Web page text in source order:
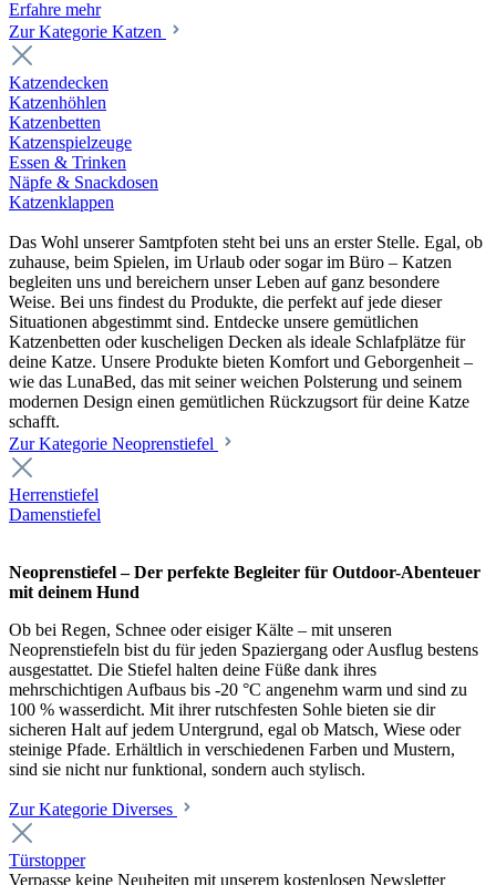
Erfahre mehr
Zur Kategorie Katzen
Katzendecken
Katzenhöhlen
Katzenbetten
Katzenspielzeuge
Essen & Trinken
Näpfe & Snackdosen
Katzenklappen
Das Wohl unserer Samtpfoten steht bei uns an erster Stelle. Egal, ob
zuhause, beim Spielen, im Urlaub oder sogar im Büro – Katzen
begleiten uns und bereichern unser Leben auf ganz besondere
Weise. Bei uns findest du Produkte, die perfekt auf jede dieser
Situationen abgestimmt sind. Entdecke unsere gemütlichen
Katzenbetten oder kuscheligen Decken als ideale Schlafplätze für
deine Katze. Unsere Produkte bieten Komfort und Geborgenheit –
wie das LunaBed, das mit seiner weichen Polsterung und seinem
modernen Design einen gemütlichen Rückzugsort für deine Katze
schafft.
Zur Kategorie Neoprenstiefel
Herrenstiefel
Damenstiefel
Neoprenstiefel – Der perfekte Begleiter für Outdoor-Abenteuer
mit deinem Hund
Ob bei Regen, Schnee oder eisiger Kälte – mit unseren
Neoprenstiefeln bist du für jeden Spaziergang oder Ausflug bestens
ausgestattet. Die Stiefel halten deine Füße dank ihres
mehrschichtigen Aufbaus bis -20 °C angenehm warm und sind zu
100 % wasserdicht. Mit ihrer rutschfesten Sohle bieten sie dir
sicheren Halt auf jedem Untergrund, egal ob Matsch, Wiese oder
steinige Pfade. Erhältlich in verschiedenen Farben und Mustern,
sind sie nicht nur funktional, sondern auch stylisch.
Zur Kategorie Diverses
Türstopper
Verpasse keine Neuheiten mit unserem kostenlosen Newsletter